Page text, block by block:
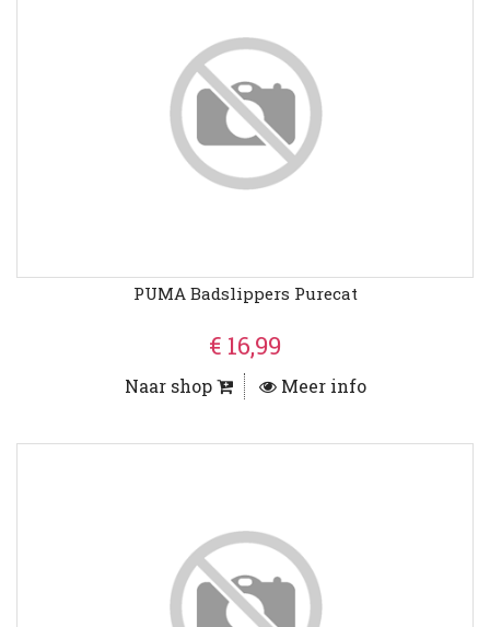
PUMA Badslippers Purecat
€ 16,99
Naar shop Meer info